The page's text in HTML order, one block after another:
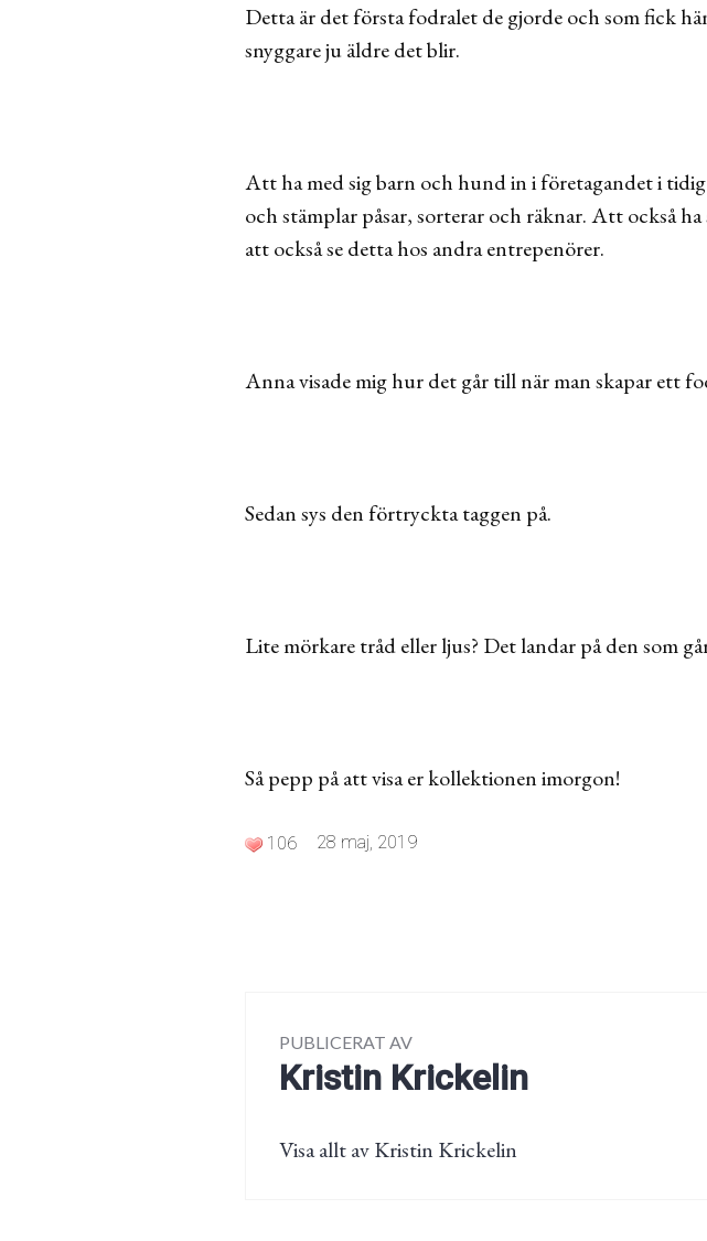
Detta är det första fodralet de gjorde och som fick
snyggare ju äldre det blir.
Att ha med sig barn och hund in i företagandet i
och stämplar påsar, sorterar och räknar. Att också
att också se detta hos andra entrepenörer.
Anna visade mig hur det går till när man skapar ett
Sedan sys den förtryckta taggen på.
Lite mörkare tråd eller ljus? Det landar på den som
Så pepp på att visa er kollektionen imorgon!
106 28 maj, 2019
PUBLICERAT AV
Kristin Krickelin
Visa allt av Kristin Krickelin